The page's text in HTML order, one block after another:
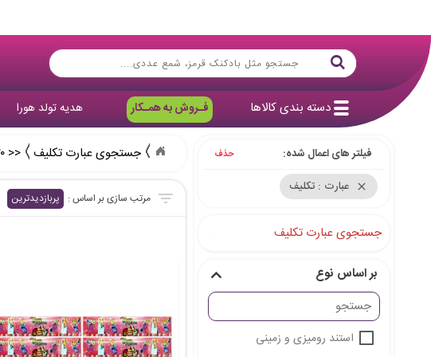
دسته بندی کالاها فـروش به همـکار هدیه تولد هورا
جستجوی عبارت تکلیف << ۲۰ نتیجه >>
پربازدیدترین
فیلتر های اعمال شده: حذف
عبارت : تکلیف close
جستجوی عبارت تکلیف
بر اساس نوع
استند رومیزی و زمینی